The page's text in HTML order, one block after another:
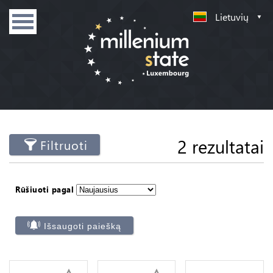
Lietuvių
Filtruoti 2 rezultatai
Rūšiuoti pagal
Išsaugoti paiešką